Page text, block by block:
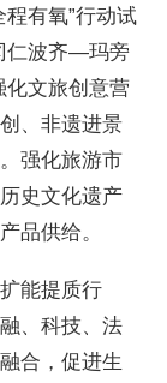
有氧”行动试
仁波齐—玛旁
化文旅创意营
、非遗进景
强化旅游市
史文化遗产
品供给。
能提质行
、科技、法
合，促进生